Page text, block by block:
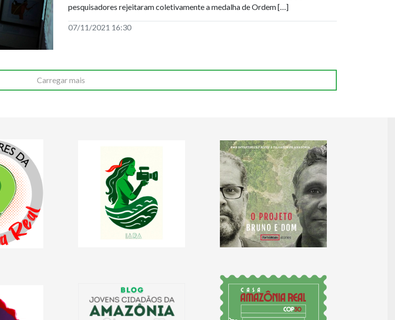
pesquisadores rejeitaram coletivamente a medalha de Ordem […]
07/11/2021 16:30
Carregar mais